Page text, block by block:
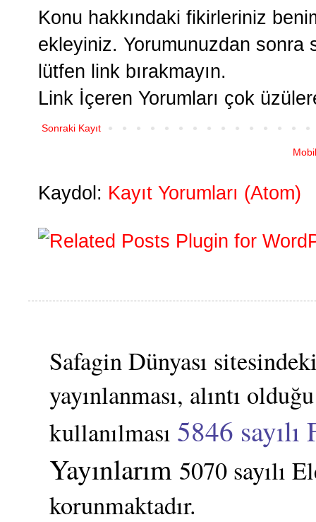
Konu hakkındaki fikirleriniz
ekleyiniz. Yorumunuzdan
lütfen link bırakmayın.
Link İçeren Yorumları çok
Sonraki Kayıt
Kaydol: Kayıt Yorumları (Atom)
Safagin Dünyası
yayınlanması, alıntı
kullanılması 5846 sayılı
Yayınlarım 5070 sayılı
korunmaktadır.